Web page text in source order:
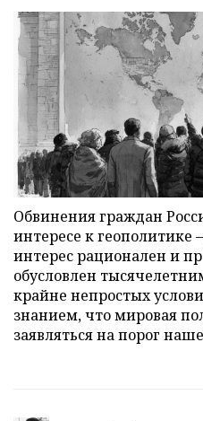
Обвинения граждан
интересе к геополитике
интерес рационален и
обусловлен
крайне непростых
знанием, что мировая
заявляться на порог